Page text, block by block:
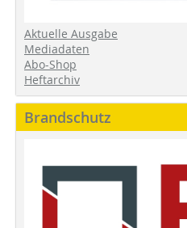
Aktuelle Ausgabe
Mediadaten
Abo-Shop
Heftarchiv
Brandschutz